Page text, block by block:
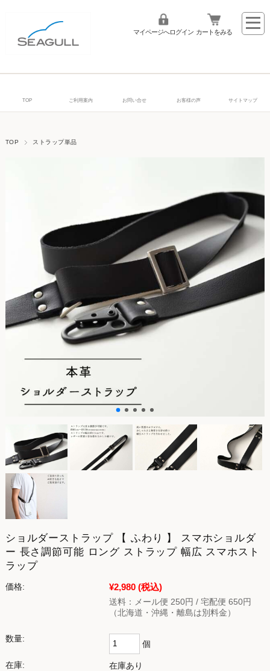
マイページへログイン カートをみる
TOP ご利用案内 お問い合せ お客様の声 サイトマップ
TOP ストラップ単品
ショルダーストラップ 【 ふわり 】 スマホショルダ
ー 長さ調節可能 ロング ストラップ 幅広 スマホスト
ラップ
価格: ¥2,980 (税込)
送料：メール便 250円 / 宅配便 650円
（北海道・沖縄・離島は別料金）
数量:
個
在庫: 在庫あり